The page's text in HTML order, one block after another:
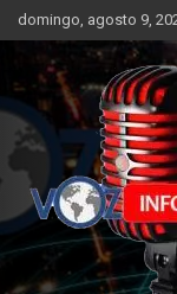
Skip
to
content
domingo, agosto 9,